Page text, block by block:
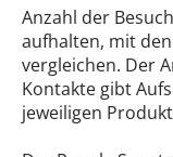
Anzahl der
aufhalten, mit
vergleichen. Der
Kontakte gibt
jeweiligen